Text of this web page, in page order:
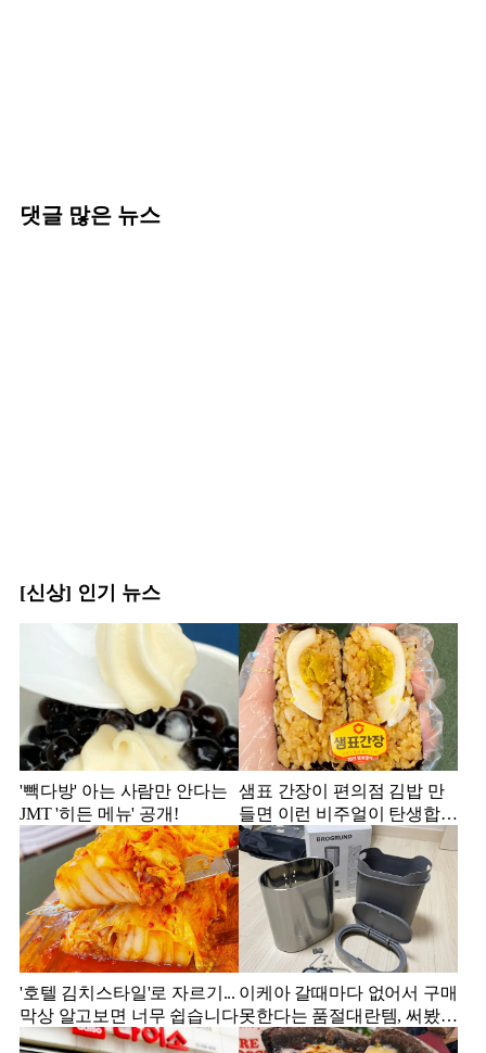
댓글 많은 뉴스
[신상] 인기 뉴스
'빽다방' 아는 사람만 안다는
JMT '히든 메뉴' 공개!
샘표 간장이 편의점 김밥 만
들면 이런 비주얼이 탄생합니
다.
'호텔 김치스타일'로 자르기...
막상 알고보면 너무 쉽습니다
이케아 갈때마다 없어서 구매
못한다는 품절대란템, 써봤더
니...